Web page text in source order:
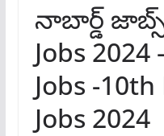
నాబార్డ్ జాబ్స్
Jobs 2024
Jobs -
Jobs 2024